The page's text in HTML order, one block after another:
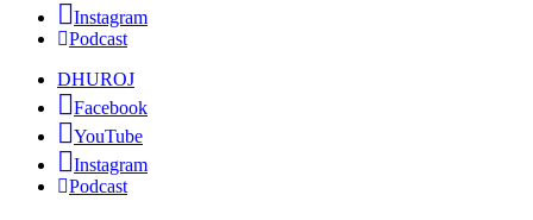
Instagram
Podcast
DHUROJ
Facebook
YouTube
Instagram
Podcast